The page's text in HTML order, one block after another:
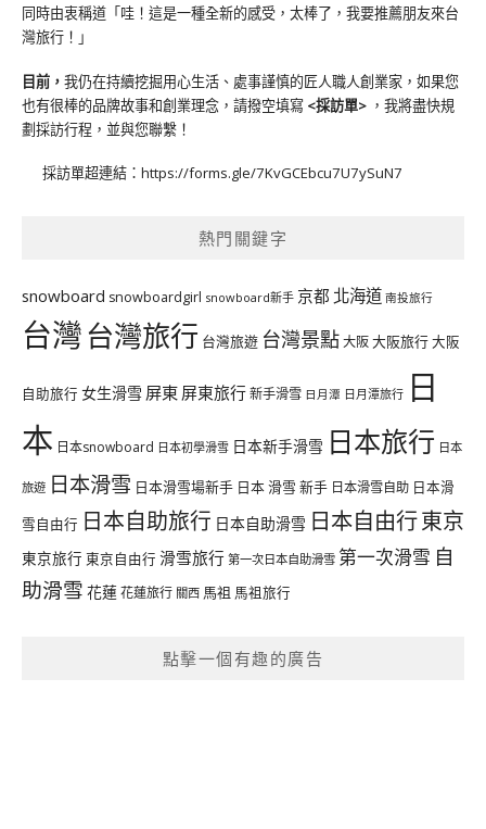
同時由衷稱道「哇！這是一種全新的感受，太棒了，我要推薦朋友來台
灣旅行！」
目前， 我仍在持續挖掘用心生活、處事謹慎的匠人職人創業家，如果您
也有很棒的品牌故事和創業理念，請撥空填寫 <採訪單> ，我將盡快規
劃採訪行程，並與您聯繫！
採訪單超連結： https://forms.gle/7KvGCEbcu7U7ySuN7
熱門關鍵字
snowboard snowboardgirl snowboard新手 京都 北海道 南投旅行
台灣台灣旅行 台灣旅遊 台灣景點大阪大阪旅行大阪
自助旅行 女生滑雪 屏東 屏東旅行新手滑雪 日月潭 日月潭旅行 日
本 日本snowboard 日本初學滑雪 日本新手滑雪 日本旅行 日本
旅遊 日本滑雪 日本滑雪場新手 日本 滑雪 新手 日本滑雪自助 日本滑
雪自由行 日本自助旅行 日本自助滑雪 日本自由行東京
東京旅行 東京自由行 滑雪旅行 第一次日本自助滑雪 第一次滑雪 自
助滑雪 花蓮花蓮旅行 關西 馬祖 馬祖旅行
點擊一個有趣的廣告